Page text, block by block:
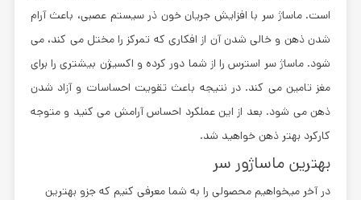
است. ماساژ سر با افزایش جریان خون ذر سیستم عصبی، باعث آرام
شدن ذهن و خالی شدن آن از افکاری که تمرکز را مختل می‌ کند، می‌
شود. ماساژ سر استرس را از شما دور کرده و اکسیژن بیشتری را برای
مغز تامین می‌ کند. در نتیجه باعث تقویت احساسات و آزاد شدن
ذهن می‌ شود. بعد از این عملکرد احساس آرامش می‌ کنید و متوجه
کارکرد بهتر ذهن خواهید شد.
بهترین ماساژور سر
در آخر میخواهیم محصولی را به شما معرفی کنیم که جزو بهترین